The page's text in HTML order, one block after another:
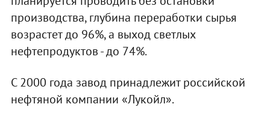
производства, глубина переработки сырья
возрастет до 96%, а выход светлых
нефтепродуктов - до 74%.
С 2000 года завод принадлежит российской
нефтяной компании «Лукойл».